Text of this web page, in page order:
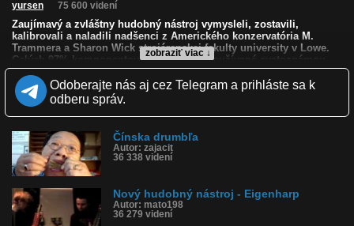
zobraziť viac ↓
yursen 75 600 videní
Zaujímavý a zvláštny hudobný nástroj vymysleli, zostavili,
kalibrovali a naladili nadšenci z Amerického konzervatória M.
Trammera a Sharon Wick strojárenskej fakulty university v Lowe.
Celých 97% komponentov sú súčiastky používané svetoznámou
firmou John Deere (USA)ktorá vyrába poľnohospodárske
stroje,traktory a zavlažovacie systémy.
Oba týmy týchto nadšencov strávili nad týmto hudobným
nástrojom 13 029 hodín.
Kvalita:
Zverejnené: 4.6.2010 14:21
Páči sa: 83% (120 hlasov)
Obľúbené: 79
Dľžka: 3:25
Kategória: veda a technika
Tagy: hudobný nástroj, technika, programovanie
Odoberajte nás aj cez Telegram a prihláste sa k
odberu správ.
Čínska drumbľa
Autor: zajacit
36 338 videní
Nový hudobný nástroj - Eigenharp
Autor: mato198
36 279 videní